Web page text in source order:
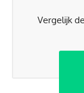
Vergelijk